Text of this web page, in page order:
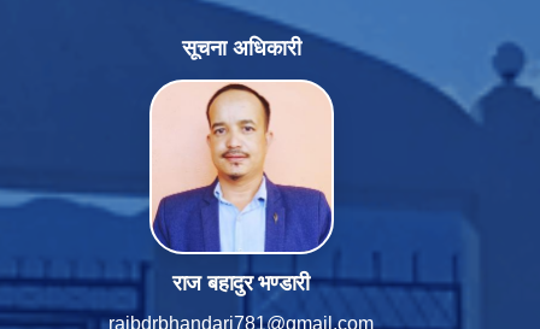
सूचना अधिकारी
राज बहादुर भण्डारी
rajbdrbhandari781@gmail.com